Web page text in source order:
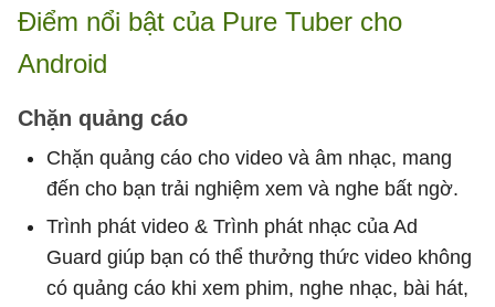
Điểm nổi bật của Pure Tuber cho
Android
Chặn quảng cáo
Chặn quảng cáo cho video và âm nhạc, mang
đến cho bạn trải nghiệm xem và nghe bất ngờ.
Trình phát video & Trình phát nhạc của Ad
Guard giúp bạn có thể thưởng thức video không
có quảng cáo khi xem phim, nghe nhạc, bài hát,